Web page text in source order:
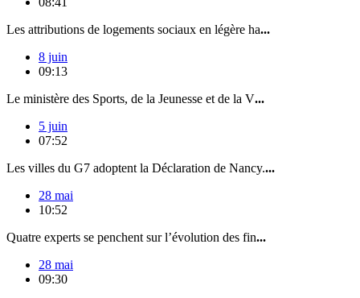
Les attributions de logements sociaux en légère ha...
8 juin
09:13
Le ministère des Sports, de la Jeunesse et de la V...
5 juin
07:52
Les villes du G7 adoptent la Déclaration de Nancy....
28 mai
10:52
Quatre experts se penchent sur l’évolution des fin...
28 mai
09:30